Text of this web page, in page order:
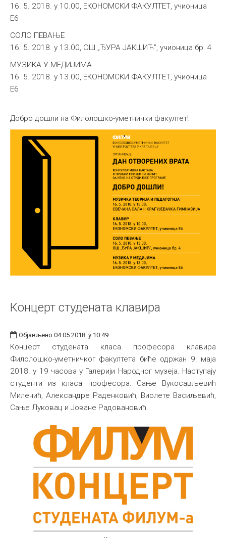
16. 5. 2018. у 10.00, ЕКОНОМСКИ ФАКУЛТЕТ, учионица
E6
СОЛО ПЕВАЊЕ
16. 5. 2018. у 13.00, ОШ „ЂУРА ЈАКШИЋ”, учионица бр. 4
МУЗИКА У МЕДИЈИМА
16. 5. 2018. у 13.00, ЕКОНОМСКИ ФАКУЛТЕТ, учионица
E6
Добро дошли на Филолошко-уметнички факултет!
Концерт студената клавира
Објављено 04.05.2018. у 10:49
Концерт студената класа професора клавира
Филолошко-уметничког факултета биће одржан 9. маја
2018. у 19 часова у Галерији Народног музеја. Наступају
студенти из класа професора: Сање Вукосављевић
Миленић, Александре Раденковић, Виолете Васиљевић,
Сање Луковац и Јоване Радовановић.